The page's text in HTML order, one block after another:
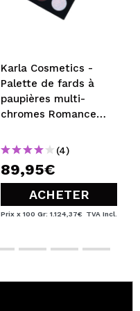
Karla Cosmetics -
Palette de fards à
paupières multi-
chromes Romance
(4)
89,95€
ACHETER
Prix x 100 Gr: 1.124,37€ TVA Incl.